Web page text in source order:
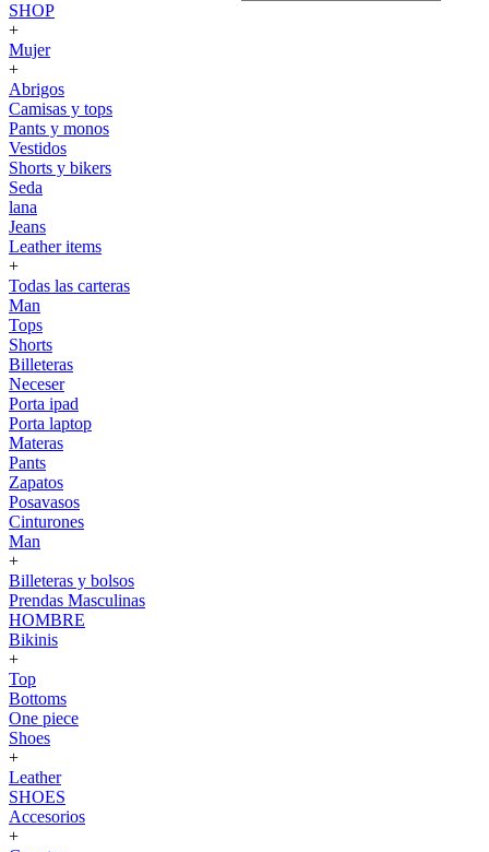
SHOP
+
Mujer
+
Abrigos
Camisas y tops
Pants y monos
Vestidos
Shorts y bikers
Seda
lana
Jeans
Leather items
+
Todas las carteras
Man
Tops
Shorts
Billeteras
Neceser
Porta ipad
Porta laptop
Materas
Pants
Zapatos
Posavasos
Cinturones
Man
+
Billeteras y bolsos
Prendas Masculinas
HOMBRE
Bikinis
+
Top
Bottoms
One piece
Shoes
+
Leather
SHOES
Accesorios
+